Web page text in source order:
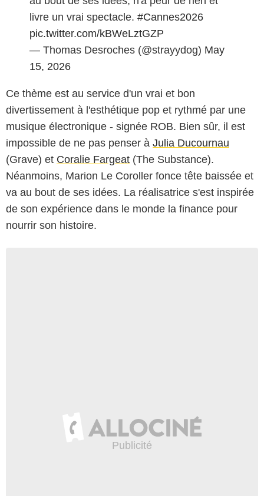
livre un vrai spectacle. #Cannes2026
pic.twitter.com/kBWeLztGZP
— Thomas Desroches (@strayydog) May
15, 2026
Ce thème est au service d'un vrai et bon
divertissement à l'esthétique pop et rythmé par une
musique électronique - signée ROB. Bien sûr, il est
impossible de ne pas penser à Julia Ducournau
(Grave) et Coralie Fargeat (The Substance).
Néanmoins, Marion Le Coroller fonce tête baissée et
va au bout de ses idées. La réalisatrice s'est inspirée
de son expérience dans le monde la finance pour
nourrir son histoire.